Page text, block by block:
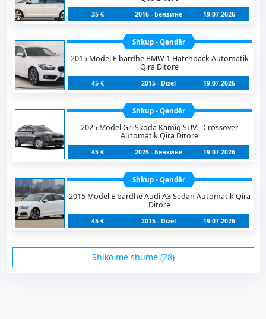
35 € 2016 - Бензинe 19.07.2026
Shkup - Qendër
2015 Model E bardhë BMW 1 Hatchback Automatik
Qira Ditore
45 € 2015 - Dizel 19.07.2026
Shkup - Qendër
2025 Model Gri Skoda Kamiq SUV - Crossover
Automatik Qira Ditore
45 € 2025 - Бензинe 19.07.2026
Shkup - Qendër
2015 Model E bardhë Audi A3 Sedan Automatik Qira
Ditore
45 € 2015 - Dizel 19.07.2026
Shiko më shumë (28)